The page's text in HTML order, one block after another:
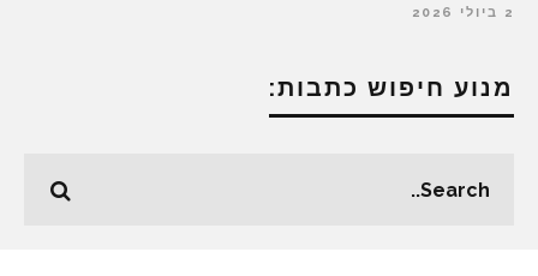
2 ביולי 2026
מנוע חיפוש כתבות: